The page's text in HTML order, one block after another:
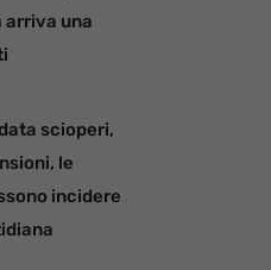
arriva una
scioperi,
le
incidere